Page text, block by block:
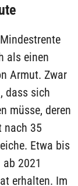
als einen
Armut. Zwar
dass sich
müsse, deren
nach 35
Etwa bis
2021
erhalten. Im